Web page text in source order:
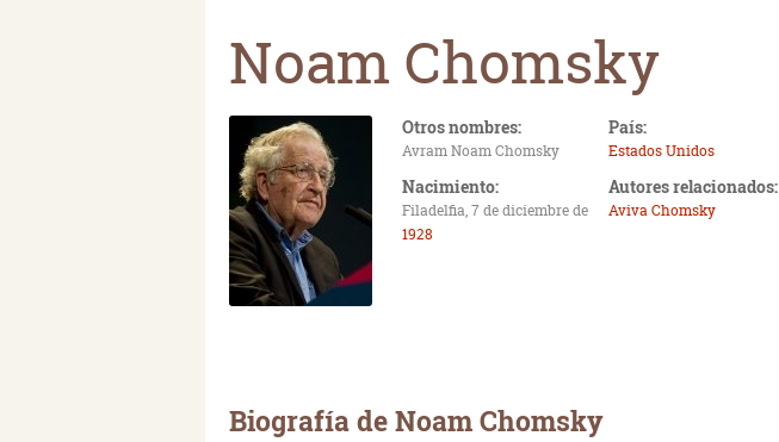
Noam Chomsky
Otros nombres:
Avram Noam Chomsky
País:
Estados Unidos
Nacimiento:
Filadelfia, 7 de diciembre de
1928
Autores relacionados:
Aviva Chomsky
Biografía de Noam Chomsky